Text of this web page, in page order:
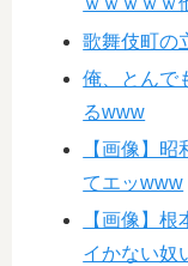
歌舞伎町の
俺、とんで
るwww
【画像】
てエッwww
【画像】
イかない奴